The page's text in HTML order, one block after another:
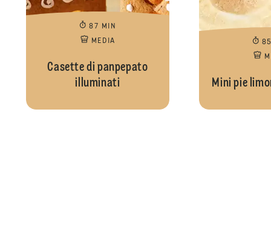
87 MIN
MEDIA
Casette di panpepato
illuminati
Mini pie